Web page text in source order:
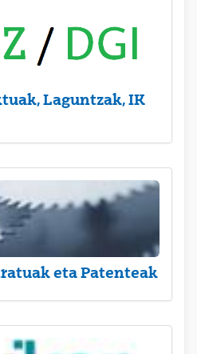
Laguntzak, IK
eta Patenteak